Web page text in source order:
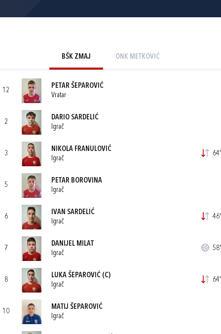
BŠK ZMAJ ONK METKOVIĆ
12
PETAR ŠEPAROVIĆ
Vratar
2
DARIO SARDELIĆ
Igrač
3
NIKOLA FRANULOVIĆ
Igrač
64'
5
PETAR BOROVINA
Igrač
6
IVAN SARDELIĆ
Igrač
46'
7
DANIJEL MILAT
Igrač
58'
8
LUKA ŠEPAROVIĆ (C)
Igrač
64'
10
MATIJ ŠEPAROVIĆ
Igrač